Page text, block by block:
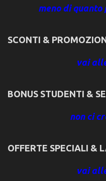
meno di
SCONTI &
vai
BONUS STUDENTI &
non ci
OFFERTE SPECIALI &
vai